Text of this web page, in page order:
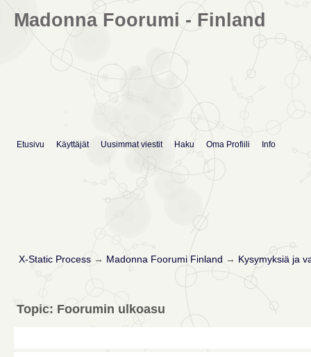
Madonna Foorumi - Finland
Etusivu Käyttäjät Uusimmat viestit Haku Oma Profiili Info
X-Static Process→ Madonna Foorumi Finland → Kysymyksiä ja
Topic: Foorumin ulkoasu